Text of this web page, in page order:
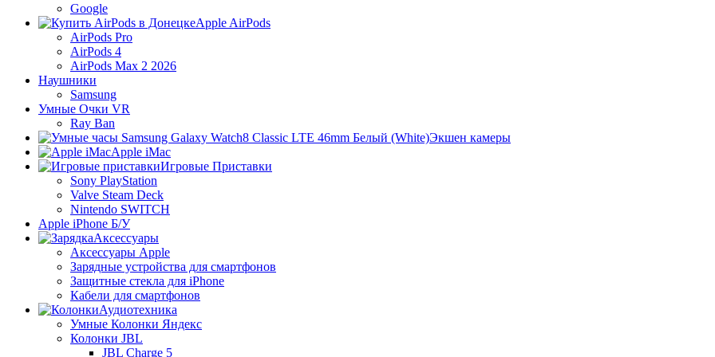
Google
Apple AirPods
AirPods Pro
AirPods 4
AirPods Max 2 2026
Наушники
Samsung
Умные Очки VR
Ray Ban
Экшен камеры
Apple iMac
Игровые Приставки
Sony PlayStation
Valve Steam Deck
Nintendo SWITCH
Apple iPhone Б/У
Аксессуары
Аксессуары Apple
Зарядные устройства для смартфонов
Защитные стекла для iPhone
Кабели для смартфонов
Аудиотехника
Умные Колонки Яндекс
Колонки JBL
JBL Charge 5